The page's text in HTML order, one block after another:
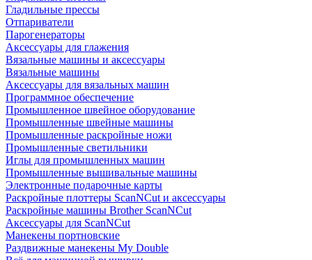
Гладильные прессы
Отпариватели
Парогенераторы
Аксессуары для глажения
Вязальные машины и аксессуары
Вязальные машины
Аксессуары для вязальных машин
Программное обеспечение
Промышленное швейное оборудование
Промышленные швейные машины
Промышленные раскройные ножи
Промышленные светильники
Иглы для промышленных машин
Промышленные вышивальные машины
Электронные подарочные карты
Раскройные плоттеры ScanNCut и аксессуары
Раскройные машины Brother ScanNCut
Аксессуары для ScanNCut
Манекены портновские
Раздвижные манекены My Double